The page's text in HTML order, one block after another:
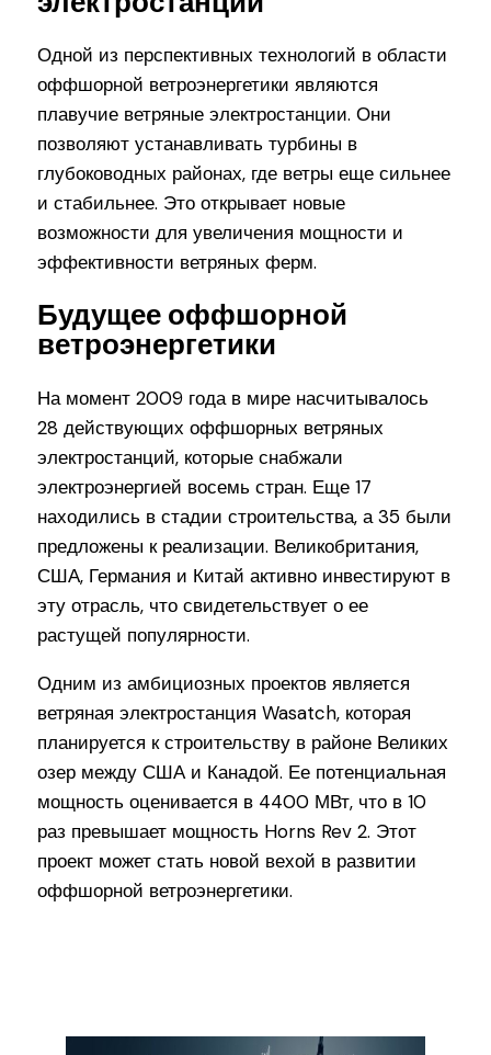
Одной из перспективных технологий в области
оффшорной ветроэнергетики являются
плавучие ветряные электростанции. Они
позволяют устанавливать турбины в
глубоководных районах, где ветры еще сильнее
и стабильнее. Это открывает новые
возможности для увеличения мощности и
эффективности ветряных ферм.
Будущее оффшорной
ветроэнергетики
На момент 2009 года в мире насчитывалось
28 действующих оффшорных ветряных
электростанций, которые снабжали
электроэнергией восемь стран. Еще 17
находились в стадии строительства, а 35 были
предложены к реализации. Великобритания,
США, Германия и Китай активно инвестируют в
эту отрасль, что свидетельствует о ее
растущей популярности.
Одним из амбициозных проектов является
ветряная электростанция Wasatch, которая
планируется к строительству в районе Великих
озер между США и Канадой. Ее потенциальная
мощность оценивается в 4400 МВт, что в 10
раз превышает мощность Horns Rev 2. Этот
проект может стать новой вехой в развитии
оффшорной ветроэнергетики.